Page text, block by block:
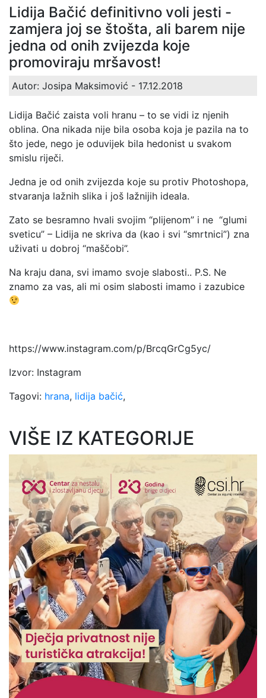
Lidija Bačić definitivno voli jesti -
zamjera joj se štošta, ali barem nije
jedna od onih zvijezda koje
promoviraju mršavost!
Autor: Josipa Maksimović - 17.12.2018
Lidija Bačić zaista voli hranu – to se vidi iz njenih
oblina. Ona nikada nije bila osoba koja je pazila na to
što jede, nego je oduvijek bila hedonist u svakom
smislu riječi.
Jedna je od onih zvijezda koje su protiv Photoshopa,
stvaranja lažnih slika i još lažnijih ideala.
Zato se besramno hvali svojim “plijenom” i ne “glumi
sveticu” – Lidija ne skriva da (kao i svi “smrtnici”) zna
uživati u dobroj “maščobi”.
Na kraju dana, svi imamo svoje slabosti.. P.S. Ne
znamo za vas, ali mi osim slabosti imamo i zazubice
https://www.instagram.com/p/BrcqGrCg5yc/
Izvor: Instagram
Tagovi: hrana, lidija bačić,
VIŠE IZ KATEGORIJE